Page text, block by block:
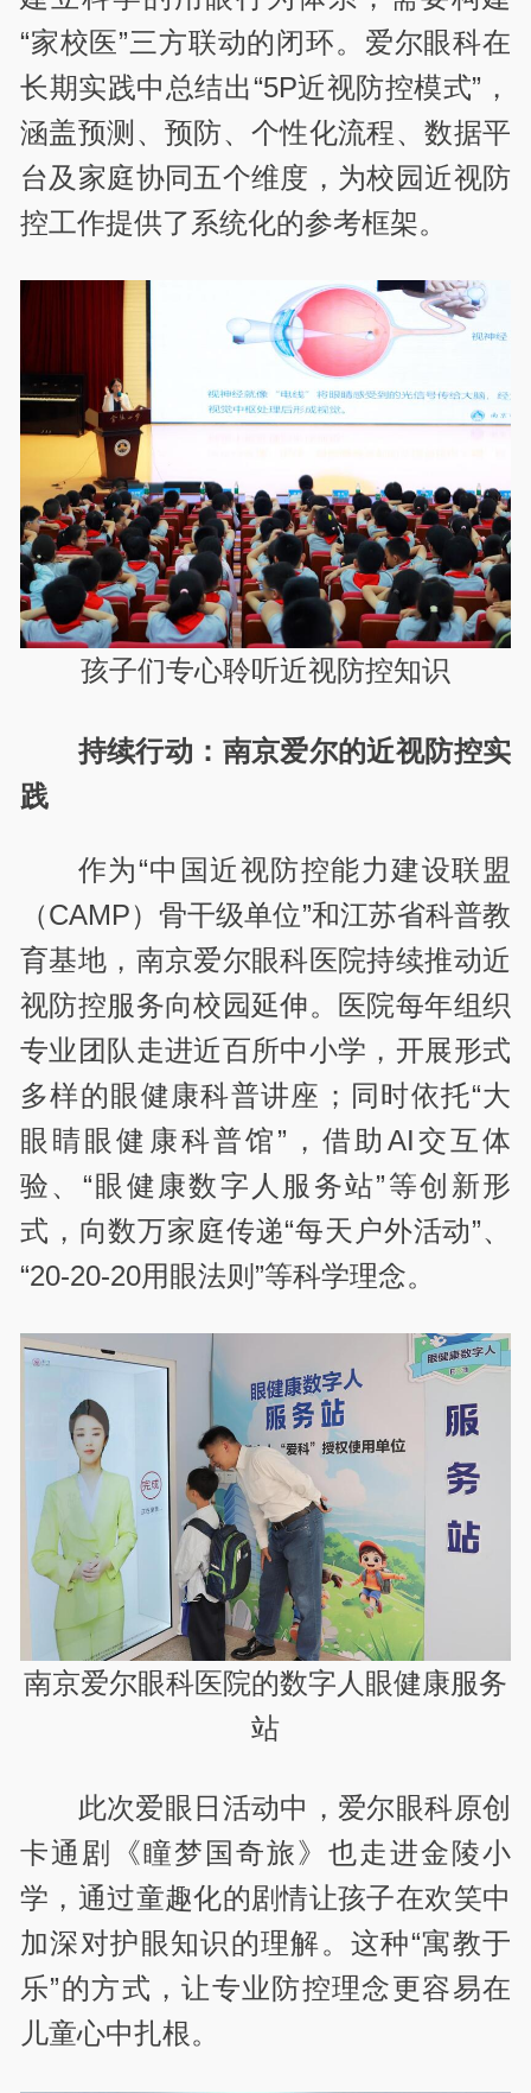
“家校医”三方联动的闭环。爱尔眼科在
长期实践中总结出“5P近视防控模式”，
涵盖预测、预防、个性化流程、数据平
台及家庭协同五个维度，为校园近视防
控工作提供了系统化的参考框架。
孩子们专心聆听近视防控知识
持续行动：南京爱尔的近视防控实
践
作为“中国近视防控能力建设联盟
（CAMP）骨干级单位”和江苏省科普教
育基地，南京爱尔眼科医院持续推动近
视防控服务向校园延伸。医院每年组织
专业团队走进近百所中小学，开展形式
多样的眼健康科普讲座；同时依托“大
眼睛眼健康科普馆”，借助AI交互体
验、“眼健康数字人服务站”等创新形
式，向数万家庭传递“每天户外活动”、
“20-20-20用眼法则”等科学理念。
南京爱尔眼科医院的数字人眼健康服务
站
此次爱眼日活动中，爱尔眼科原创
卡通剧《瞳梦国奇旅》也走进金陵小
学，通过童趣化的剧情让孩子在欢笑中
加深对护眼知识的理解。这种“寓教于
乐”的方式，让专业防控理念更容易在
儿童心中扎根。